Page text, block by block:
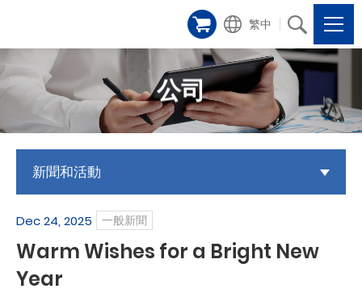
繁中
公司
新聞和活動
Dec 24, 2025 一般新聞
Warm Wishes for a Bright New
Year